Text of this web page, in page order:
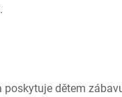
dětem